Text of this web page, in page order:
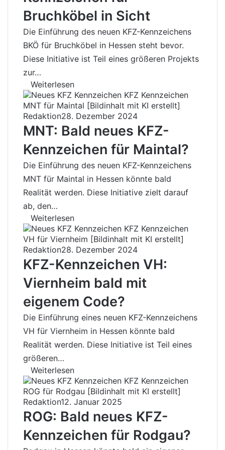
Bruchköbel in Sicht
Die Einführung des neuen KFZ-Kennzeichens
BKÖ für Bruchköbel in Hessen steht bevor.
Diese Initiative ist Teil eines größeren Projekts
zur…
Weiterlesen
Redaktion28. Dezember 2024
MNT: Bald neues KFZ-
Kennzeichen für Maintal?
Die Einführung des neuen KFZ-Kennzeichens
MNT für Maintal in Hessen könnte bald
Realität werden. Diese Initiative zielt darauf
ab, den…
Weiterlesen
Redaktion28. Dezember 2024
KFZ-Kennzeichen VH:
Viernheim bald mit
eigenem Code?
Die Einführung eines neuen KFZ-Kennzeichens
VH für Viernheim in Hessen könnte bald
Realität werden. Diese Initiative ist Teil eines
größeren…
Weiterlesen
Redaktion12. Januar 2025
ROG: Bald neues KFZ-
Kennzeichen für Rodgau?